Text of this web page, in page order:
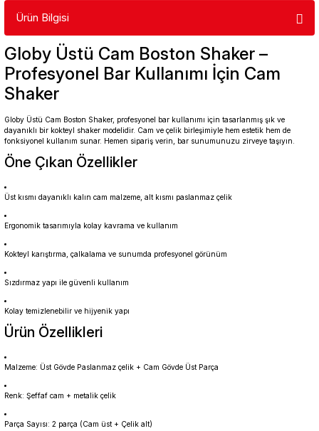
Ürün Bilgisi
Globy Üstü Cam Boston Shaker –
Profesyonel Bar Kullanımı İçin Cam
Shaker
Globy Üstü Cam Boston Shaker, profesyonel bar kullanımı için tasarlanmış şık ve
dayanıklı bir kokteyl shaker modelidir. Cam ve çelik birleşimiyle hem estetik hem de
fonksiyonel kullanım sunar. Hemen sipariş verin, bar sunumunuzu zirveye taşıyın.
Öne Çıkan Özellikler
Üst kısmı dayanıklı kalın cam malzeme, alt kısmı paslanmaz çelik
Ergonomik tasarımıyla kolay kavrama ve kullanım
Kokteyl karıştırma, çalkalama ve sunumda profesyonel görünüm
Sızdırmaz yapı ile güvenli kullanım
Kolay temizlenebilir ve hijyenik yapı
Ürün Özellikleri
Malzeme: Üst Gövde Paslanmaz çelik + Cam Gövde Üst Parça
Renk: Şeffaf cam + metalik çelik
Parça Sayısı: 2 parça (Cam üst + Çelik alt)